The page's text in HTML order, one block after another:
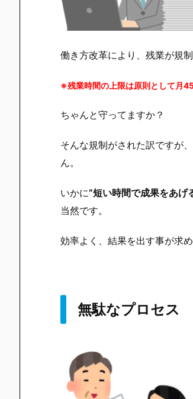
働き方改革により、残業が規制
※残業時間の上限は原則として月4
ちゃんと守ってますか？
そんな規制がされた訳ですが、
ん。
いかに”短い時間で成果をあげ
当然です。
効率よく、結果を出す事が求め
無駄なプロセス